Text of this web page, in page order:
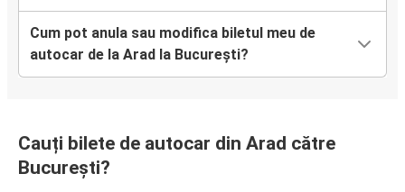
Cum pot anula sau modifica biletul meu de
autocar de la Arad la București?
Cauți bilete de autocar din Arad către
București?